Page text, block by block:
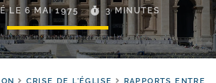
LE 6 MAI 1975 3 MINUTES